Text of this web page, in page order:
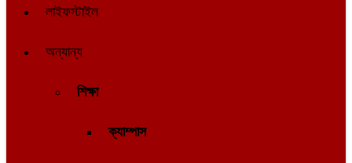
লাইফস্টাইল
অন্যান্য
শিক্ষা
ক্যাম্পাস